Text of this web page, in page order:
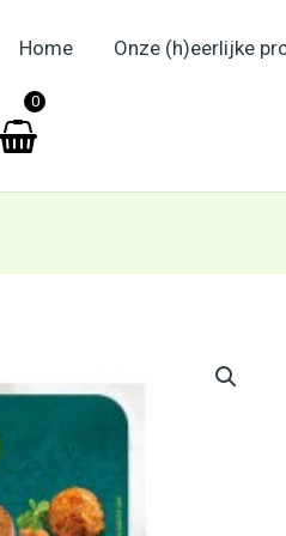
Home Onze (h)eerlijke
0